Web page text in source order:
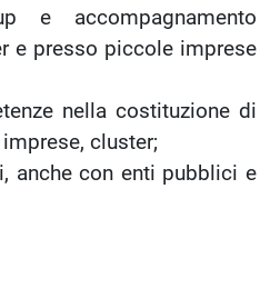
e accompagnamento
e presso piccole imprese
nella costituzione di
cluster;
con enti pubblici e